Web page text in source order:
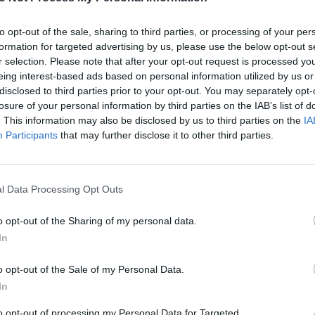
opt-out of the sale, sharing to third parties, or processing of your
for targeted advertising by us, please use the below opt-out
selection. Please note that after your opt-out request is processed
interest-based ads based on personal information utilized by us
to third parties prior to your opt-out. You may separately
of your personal information by third parties on the IAB’s list of
This information may also be disclosed by us to third parties on the
Participants that may further disclose it to other third parties.
Data Processing Opt Outs
opt-out of the Sharing of my personal data.
opt-out of the Sale of my Personal Data.
opt-out of processing my Personal Data for Targeted
bowiem „Niemowlę owinięte w pieluszki i leżące w
wszechmoc Boga rozbłyska w bezsilności noworodka;
jaśnieje w tym małym ciałku, świeżo umytym i
swoimi braćmi. Boskie światło, które promieniuje z
się człowiekowi jako człowiek, jego prawdziwy obraz,
tę opatrznościową prawdę, dopóty „nie ma miejsca dla
. Tak aktualne słowa
dla człowieka: nieprzyjmowanie jednego oznacza
stajnia może stać się bardziej święta niż
W Dzieciątku Jezus Bóg daje światu nowe życie: swoje
W obliczu oczekiwań narodów posyła On
się; w obliczu przemocy i ucisku zapala On
„Tak bardzo przygniotła cię ludzka pycha, że tylko